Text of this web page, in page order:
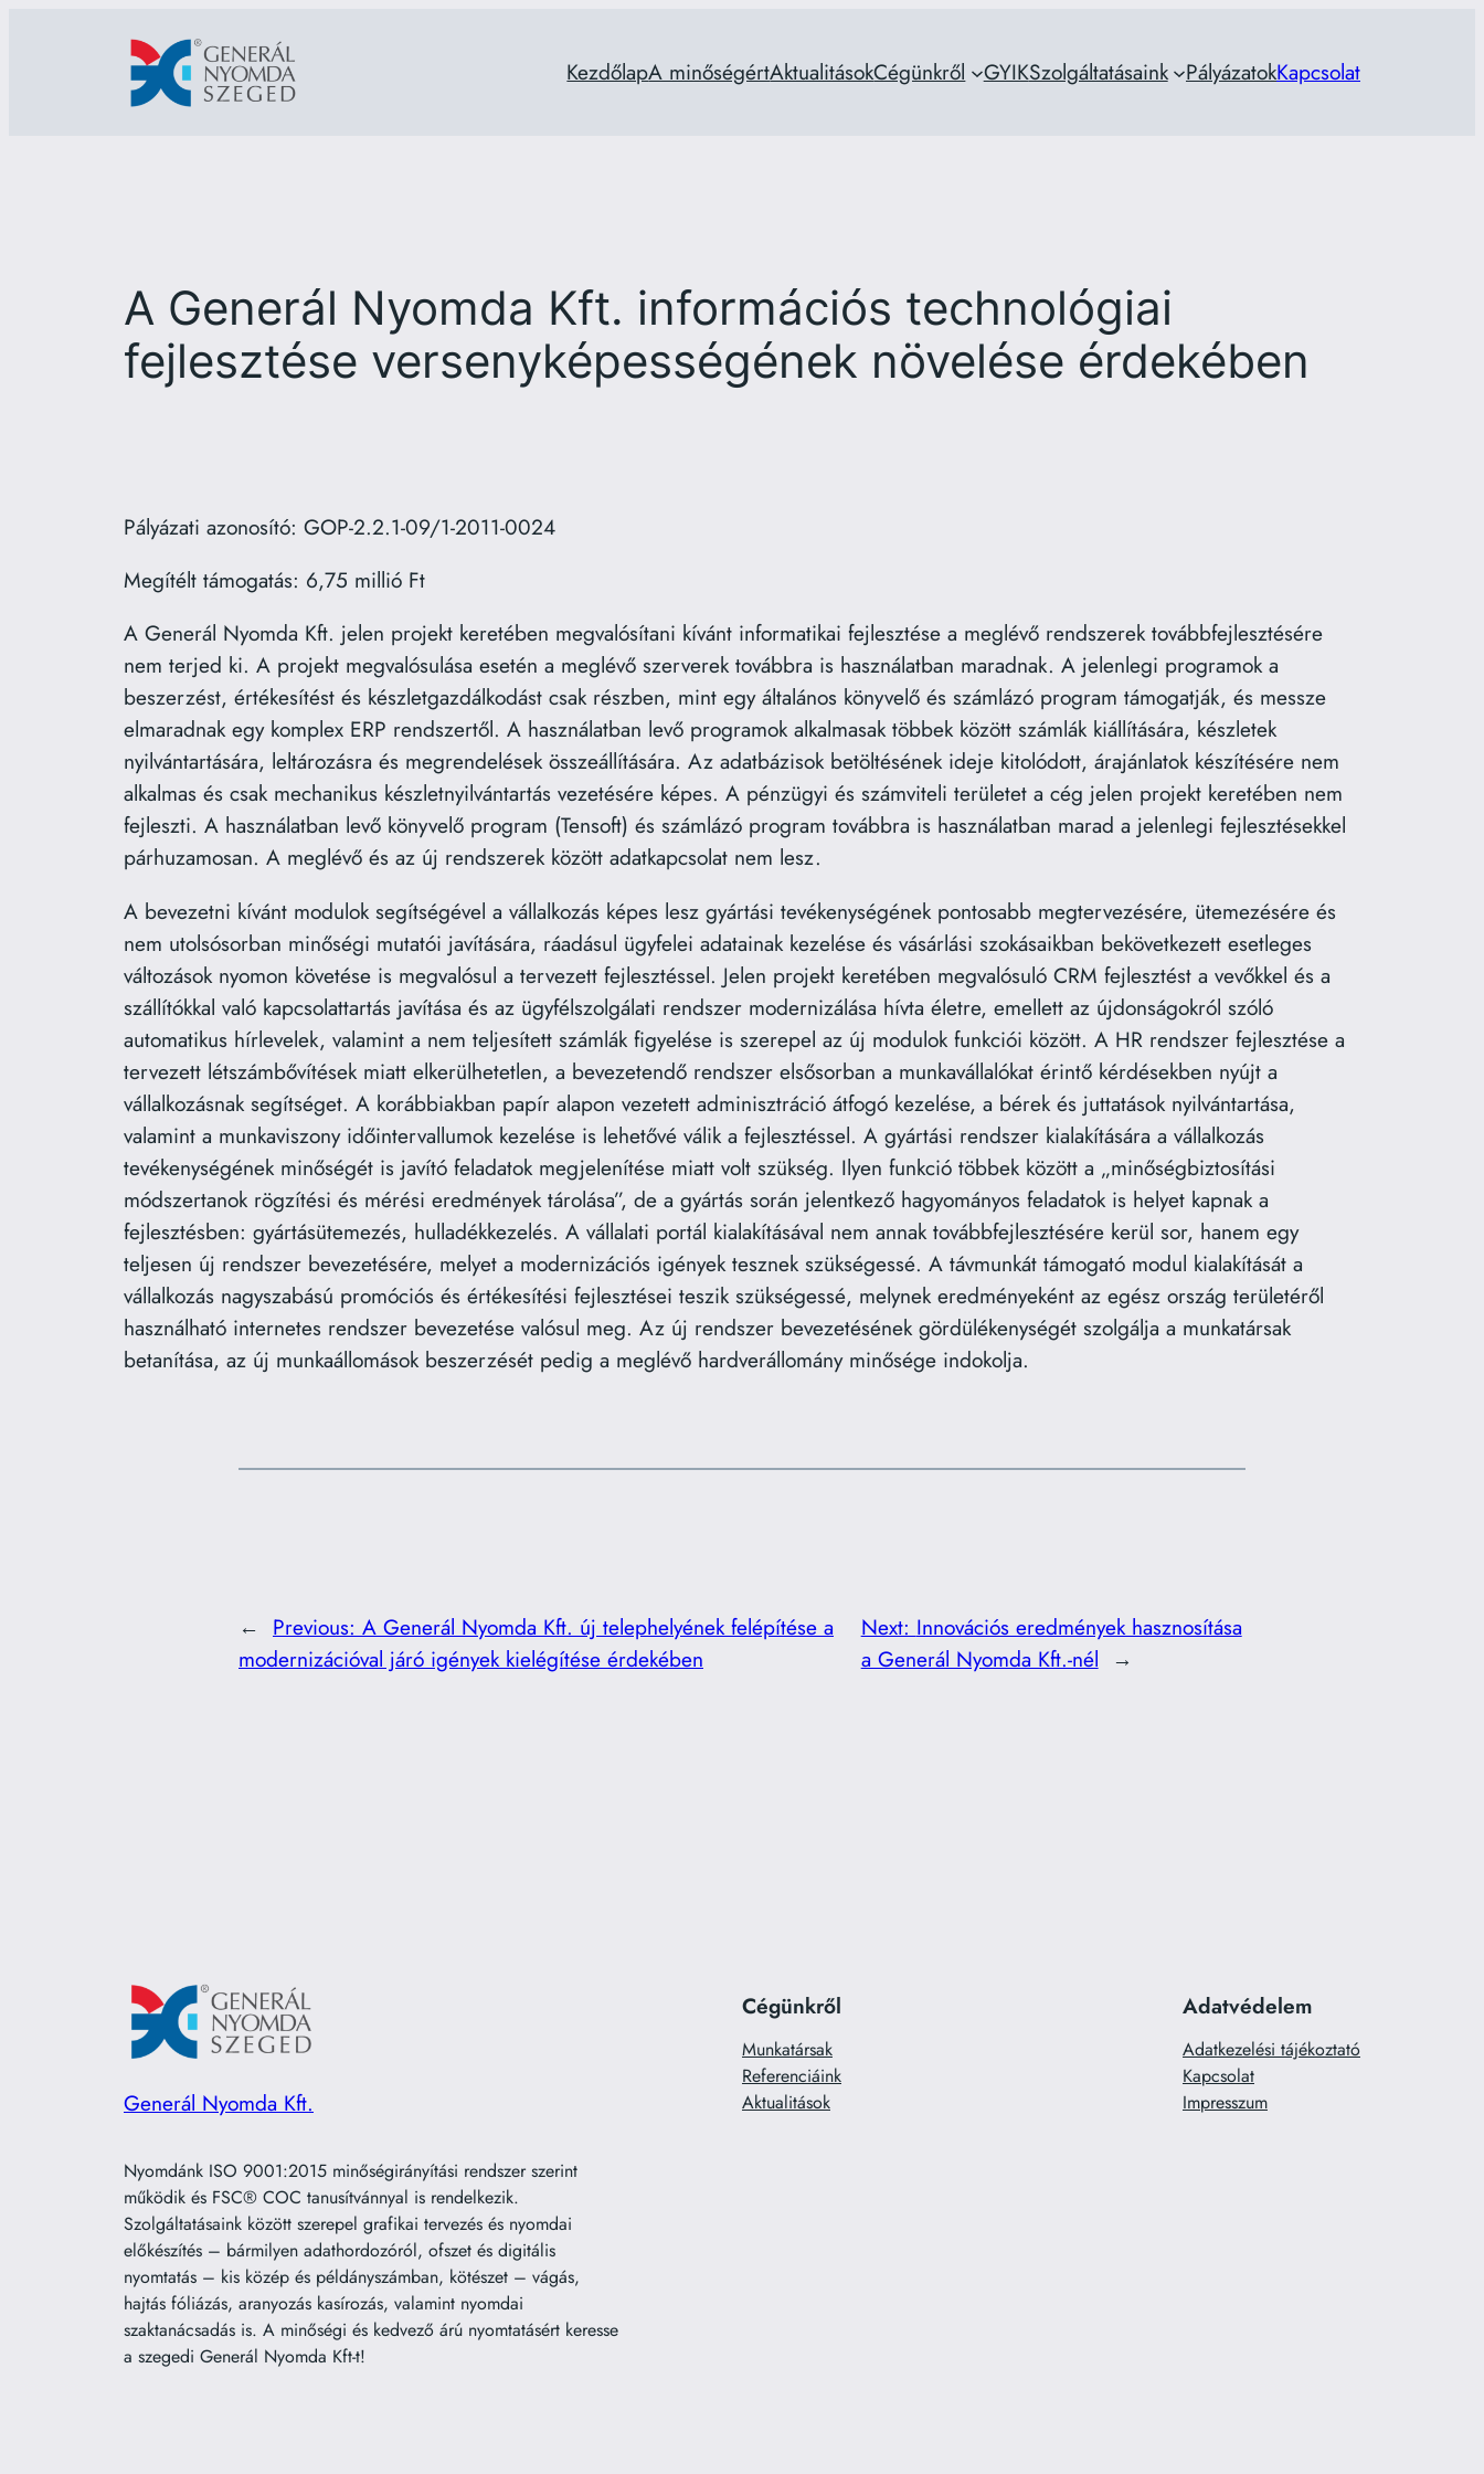
KezdőlapA minőségértAktualitásokCégünkről GYIKSzolgáltatásaink PályázatokKapcsolat
A Generál Nyomda Kft. információs technológiai
fejlesztése versenyképességének növelése érdekében
Pályázati azonosító: GOP-2.2.1-09/1-2011-0024
Megítélt támogatás: 6,75 millió Ft
A Generál Nyomda Kft. jelen projekt keretében megvalósítani kívánt informatikai fejlesztése a meglévő rendszerek továbbfejlesztésére
nem terjed ki. A projekt megvalósulása esetén a meglévő szerverek továbbra is használatban maradnak. A jelenlegi programok a
beszerzést, értékesítést és készletgazdálkodást csak részben, mint egy általános könyvelő és számlázó program támogatják, és messze
elmaradnak egy komplex ERP rendszertől. A használatban levő programok alkalmasak többek között számlák kiállítására, készletek
nyilvántartására, leltározásra és megrendelések összeállítására. Az adatbázisok betöltésének ideje kitolódott, árajánlatok készítésére nem
alkalmas és csak mechanikus készletnyilvántartás vezetésére képes. A pénzügyi és számviteli területet a cég jelen projekt keretében nem
fejleszti. A használatban levő könyvelő program (Tensoft) és számlázó program továbbra is használatban marad a jelenlegi fejlesztésekkel
párhuzamosan. A meglévő és az új rendszerek között adatkapcsolat nem lesz.
A bevezetni kívánt modulok segítségével a vállalkozás képes lesz gyártási tevékenységének pontosabb megtervezésére, ütemezésére és
nem utolsósorban minőségi mutatói javítására, ráadásul ügyfelei adatainak kezelése és vásárlási szokásaikban bekövetkezett esetleges
változások nyomon követése is megvalósul a tervezett fejlesztéssel. Jelen projekt keretében megvalósuló CRM fejlesztést a vevőkkel és a
szállítókkal való kapcsolattartás javítása és az ügyfélszolgálati rendszer modernizálása hívta életre, emellett az újdonságokról szóló
automatikus hírlevelek, valamint a nem teljesített számlák figyelése is szerepel az új modulok funkciói között. A HR rendszer fejlesztése a
tervezett létszámbővítések miatt elkerülhetetlen, a bevezetendő rendszer elsősorban a munkavállalókat érintő kérdésekben nyújt a
vállalkozásnak segítséget. A korábbiakban papír alapon vezetett adminisztráció átfogó kezelése, a bérek és juttatások nyilvántartása,
valamint a munkaviszony időintervallumok kezelése is lehetővé válik a fejlesztéssel. A gyártási rendszer kialakítására a vállalkozás
tevékenységének minőségét is javító feladatok megjelenítése miatt volt szükség. Ilyen funkció többek között a „minőségbiztosítási
módszertanok rögzítési és mérési eredmények tárolása”, de a gyártás során jelentkező hagyományos feladatok is helyet kapnak a
fejlesztésben: gyártásütemezés, hulladékkezelés. A vállalati portál kialakításával nem annak továbbfejlesztésére kerül sor, hanem egy
teljesen új rendszer bevezetésére, melyet a modernizációs igények tesznek szükségessé. A távmunkát támogató modul kialakítását a
vállalkozás nagyszabású promóciós és értékesítési fejlesztései teszik szükségessé, melynek eredményeként az egész ország területéről
használható internetes rendszer bevezetése valósul meg. Az új rendszer bevezetésének gördülékenységét szolgálja a munkatársak
betanítása, az új munkaállomások beszerzését pedig a meglévő hardverállomány minősége indokolja.
← Previous: A Generál Nyomda Kft. új telephelyének felépítése a
modernizációval járó igények kielégítése érdekében
Next: Innovációs eredmények hasznosítása
a Generál Nyomda Kft.-nél →
Generál Nyomda Kft.
Nyomdánk ISO 9001:2015 minőségirányítási rendszer szerint
működik és FSC® COC tanusítvánnyal is rendelkezik.
Szolgáltatásaink között szerepel grafikai tervezés és nyomdai
előkészítés – bármilyen adathordozóról, ofszet és digitális
nyomtatás – kis közép és példányszámban, kötészet – vágás,
hajtás fóliázás, aranyozás kasírozás, valamint nyomdai
szaktanácsadás is. A minőségi és kedvező árú nyomtatásért keresse
a szegedi Generál Nyomda Kft-t!
Cégünkről
Munkatársak
Referenciáink
Aktualitások
Adatvédelem
Adatkezelési tájékoztató
Kapcsolat
Impresszum